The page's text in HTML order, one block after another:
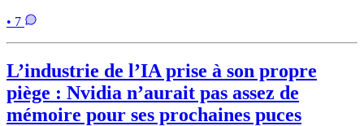
• 7
L’industrie de l’IA prise à son propre
piège : Nvidia n’aurait pas assez de
mémoire pour ses prochaines puces